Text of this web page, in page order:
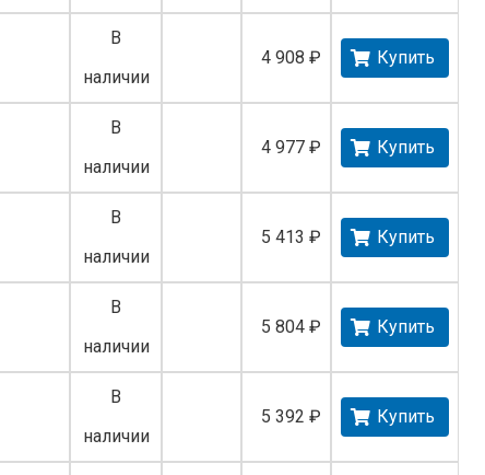
В
наличии
4 908 ₽ Купить
В
наличии
4 977 ₽ Купить
В
наличии
5 413 ₽ Купить
В
наличии
5 804 ₽ Купить
В
наличии
5 392 ₽ Купить